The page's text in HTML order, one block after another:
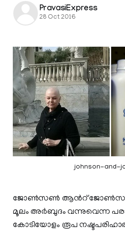
PravasiExpress
28 Oct 2016
johnson-and-
ജോൺസൺ ആന്‍റ് ജോൺസൺ
മൂലം അർബുദം വന്നുവെന്ന
കോടിയോളം രൂപ